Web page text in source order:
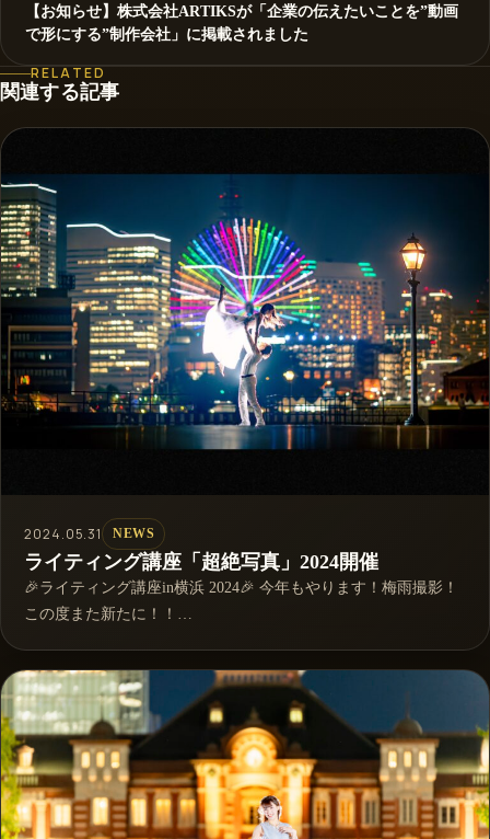
【お知らせ】株式会社ARTIKSが「企業の伝えたいことを”動画
で形にする”制作会社」に掲載されました
RELATED
関連する記事
2024.05.31 NEWS
ライティング講座「超絶写真」2024開催
🎉ライティング講座in横浜 2024🎉 今年もやります！梅雨撮影！
この度また新たに！！…